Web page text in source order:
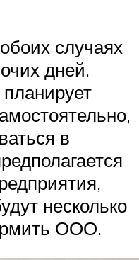
случаях
дней.
в
несколько
ООО.